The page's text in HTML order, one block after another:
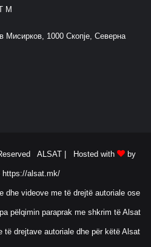
М
Мисирков, 1000 Скопје, Северна
ALSAT | Hosted with by
https://alsat.mk/
dhe videove me të drejtë autoriale ose
pëlqimin paraprak me shkrim të Alsat
të drejtave autoriale dhe për këtë Alsat